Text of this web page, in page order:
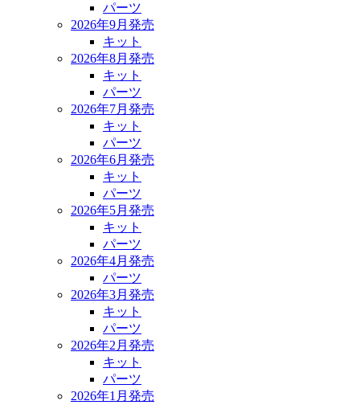
パーツ
2026年9月発売
キット
2026年8月発売
キット
パーツ
2026年7月発売
キット
パーツ
2026年6月発売
キット
パーツ
2026年5月発売
キット
パーツ
2026年4月発売
パーツ
2026年3月発売
キット
パーツ
2026年2月発売
キット
パーツ
2026年1月発売